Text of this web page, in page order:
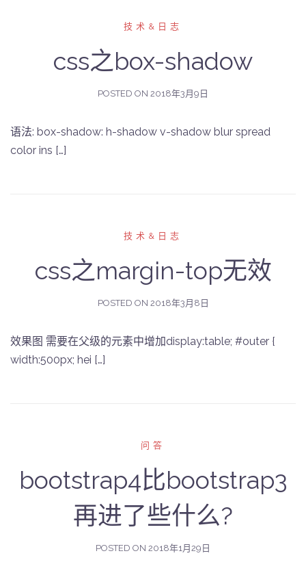
技术&日志
css之box-shadow
POSTED ON 2018年3月9日
语法: box-shadow: h-shadow v-shadow blur spread
color ins […]
技术&日志
css之margin-top无效
POSTED ON 2018年3月8日
效果图 需要在父级的元素中增加display:table; #outer {
width:500px; hei […]
问答
bootstrap4比bootstrap3
再进了些什么?
POSTED ON 2018年1月29日